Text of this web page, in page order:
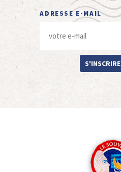
ADRESSE E-MAIL
S'INSCRIRE